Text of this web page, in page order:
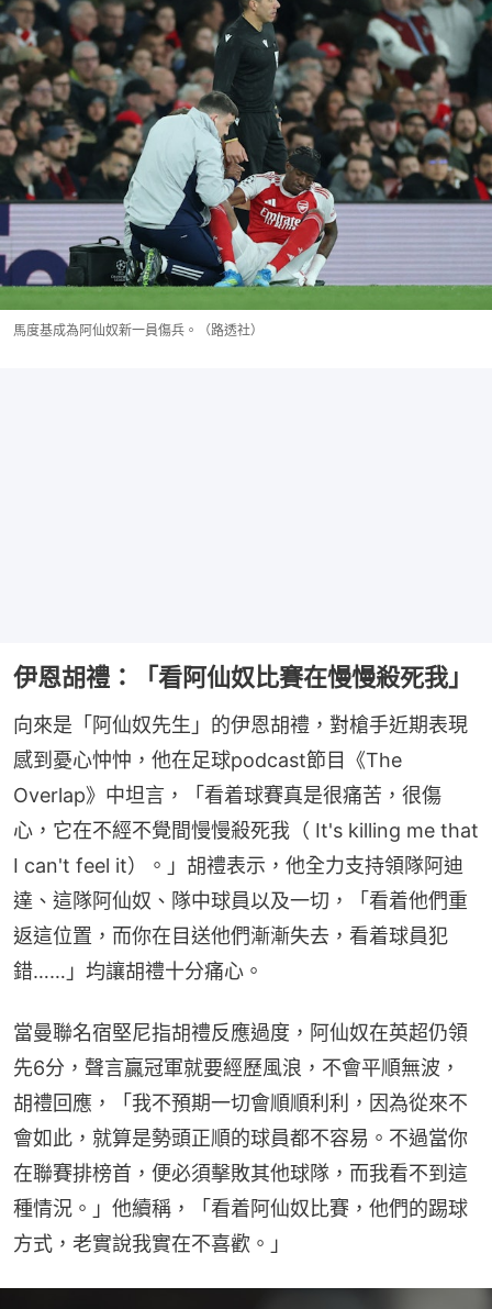
馬度基成為阿仙奴新一員傷兵。（路透社）
伊恩胡禮：「看阿仙奴比賽在慢慢殺死我」
向來是「阿仙奴先生」的伊恩胡禮，對槍手近期表現
感到憂心忡忡，他在足球podcast節目《The
Overlap》中坦言，「看着球賽真是很痛苦，很傷
心，它在不經不覺間慢慢殺死我（ It's killing me that
I can't feel it）。」胡禮表示，他全力支持領隊阿迪
達、這隊阿仙奴、隊中球員以及一切，「看着他們重
返這位置，而你在目送他們漸漸失去，看着球員犯
錯……」均讓胡禮十分痛心。
當曼聯名宿堅尼指胡禮反應過度，阿仙奴在英超仍領
先6分，聲言贏冠軍就要經歷風浪，不會平順無波，
胡禮回應，「我不預期一切會順順利利，因為從來不
會如此，就算是勢頭正順的球員都不容易。不過當你
在聯賽排榜首，便必須擊敗其他球隊，而我看不到這
種情況。」他續稱，「看着阿仙奴比賽，他們的踢球
方式，老實說我實在不喜歡。」